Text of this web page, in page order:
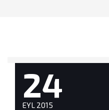
24
EYL 2015